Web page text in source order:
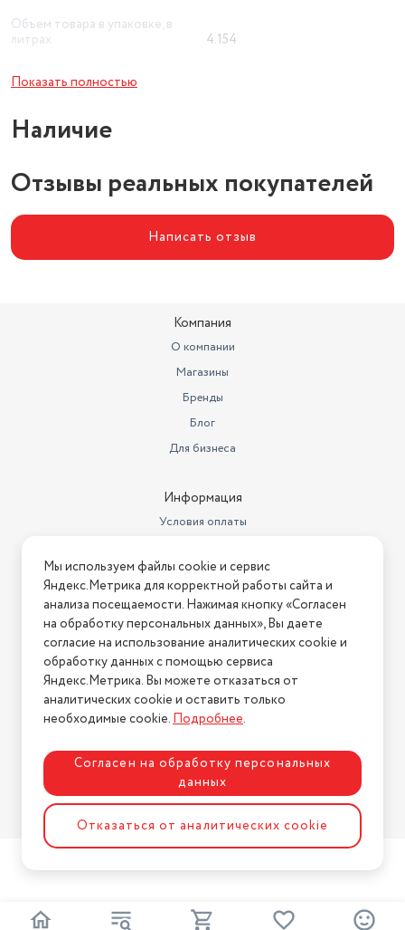
Объем товара в упаковке, в
литрах
4.154
Тип
Комплектация
Количество предметов
Показать полностью
Наличие
Отзывы реальных покупателей
Написать отзыв
Компания
О компании
Магазины
Бренды
Блог
Для бизнеса
Информация
Условия оплаты
Условия возврата
Нашли ошибку на сайте? Напишите нам
2026 © Интернет-магазин "АстМаркет". У нас есть всё!
Политика конфиденциальности
Разработка сайтаASTDESIGN
Мы используем файлы cookie и сервис
Яндекс.Метрика для корректной работы сайта и
анализа посещаемости. Нажимая кнопку «Согласен
на обработку персональных данных», Вы даете
согласие на использование аналитических cookie и
обработку данных с помощью сервиса
Яндекс.Метрика. Вы можете отказаться от
аналитических cookie и оставить только
необходимые cookie.Подробнее.
Согласен на обработку персональных
данных
Отказаться от аналитических cookie